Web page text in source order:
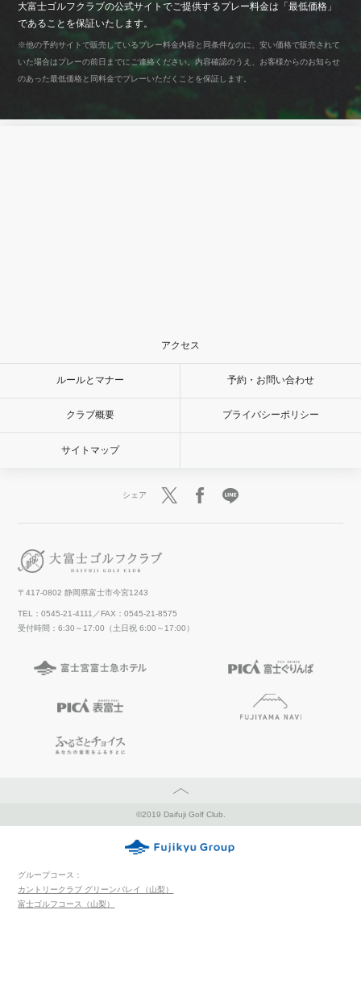
大富士ゴルフクラブの公式サイトでご提供するプレー料金は「最低価格」
であることを保証いたします。
※他の予約サイトで販売しているプレー料金内容と同条件なのに、安い価格で販売されて
いた場合はプレーの前日までにご連絡ください。内容確認のうえ、お客様からのお知らせ
のあった最低価格と同料金でプレーいただくことを保証します。
アクセス
ルールとマナー 予約・お問い合わせ
クラブ概要 プライバシーポリシー
サイトマップ
シェア
〒417-0802 静岡県富士市今宮1243
TEL：0545-21-4111／FAX：0545-21-8575
受付時間：6:30～17:00（土日祝 6:00～17:00）
©2019 Daifuji Golf Club.
グループコース：
カントリークラブ グリーンバレイ（山梨）
富士ゴルフコース（山梨）